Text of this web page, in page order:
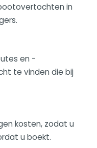
in
en -
te vinden die bij
kosten, zodat u
u boekt.